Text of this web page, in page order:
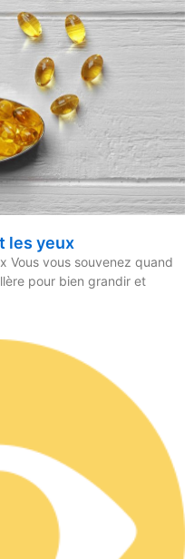
les yeux
Vous vous souvenez quand
pour bien grandir et